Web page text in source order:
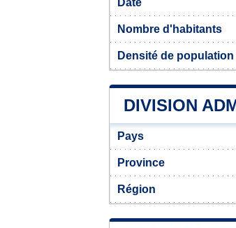
Date
Nombre d'habitants
Densité de
DIVISION
Pays
Province
Région